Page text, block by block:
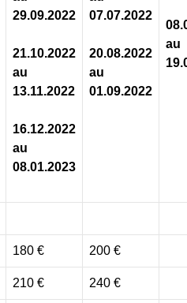
29.09.2022
21.10.2022
au
13.11.2022
16.12.2022
au
08.01.2023
07.07.2022
20.08.2022
au
01.09.2022
au
180 € 200 €
210 € 240 €